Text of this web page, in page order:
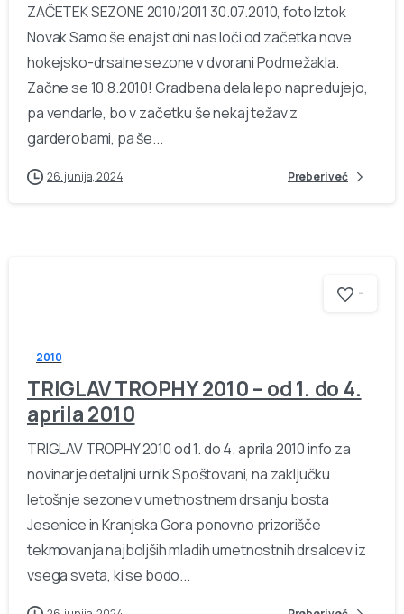
ZAČETEK SEZONE 2010/2011 30.07.2010, foto Iztok
Novak Samo še enajst dni nas loči od začetka nove
hokejsko-drsalne sezone v dvorani Podmežakla.
Začne se 10.8.2010! Gradbena dela lepo napredujejo,
pa vendarle, bo v začetku še nekaj težav z
garderobami, pa še...
26. junija, 2024 Preberi več
-
2010
TRIGLAV TROPHY 2010 – od 1. do 4.
aprila 2010
TRIGLAV TROPHY 2010 od 1. do 4. aprila 2010 info za
novinarje detaljni urnik Spoštovani, na zaključku
letošnje sezone v umetnostnem drsanju bosta
Jesenice in Kranjska Gora ponovno prizorišče
tekmovanja najboljših mladih umetnostnih drsalcev iz
vsega sveta, ki se bodo...